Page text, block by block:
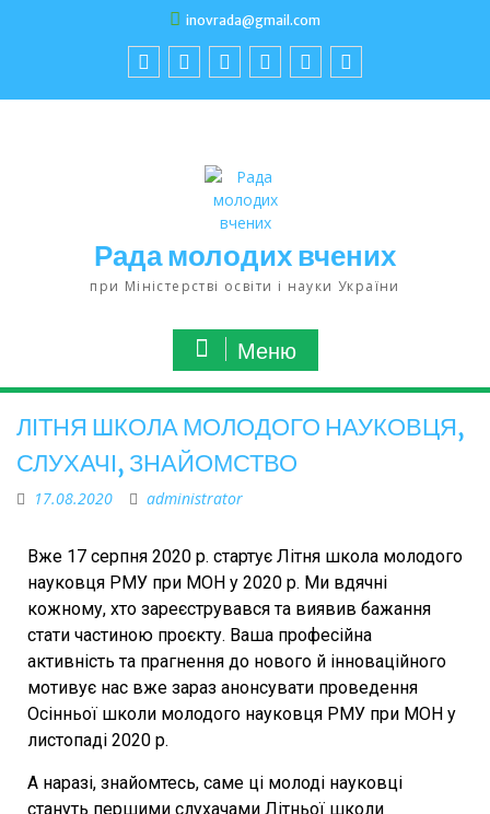
inovrada@gmail.com
Рада молодих вчених
при Міністерстві освіти і науки України
Меню
ЛІТНЯ ШКОЛА МОЛОДОГО НАУКОВЦЯ,
СЛУХАЧІ, ЗНАЙОМСТВО
17.08.2020 administrator
Вже 17 серпня 2020 р. стартує Літня школа молодого
науковця РМУ при МОН у 2020 р. Ми вдячні
кожному, хто зареєструвався та виявив бажання
стати частиною проєкту. Ваша професійна
активність та прагнення до нового й інноваційного
мотивує нас вже зараз анонсувати проведення
Осінньої школи молодого науковця РМУ при МОН у
листопаді 2020 р.
А наразі, знайомтесь, саме ці молоді науковці
стануть першими слухачами Літньої школи